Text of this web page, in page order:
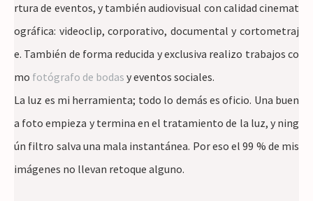
rtura de eventos, y también audiovisual con calidad cinemat
ográfica: videoclip, corporativo, documental y cortometraj
e. También de forma reducida y exclusiva realizo trabajos co
mo fotógrafo de bodas y eventos sociales.
La luz es mi herramienta; todo lo demás es oficio. Una buen
a foto empieza y termina en el tratamiento de la luz, y ning
ún filtro salva una mala instantánea. Por eso el 99 % de mis
imágenes no llevan retoque alguno.